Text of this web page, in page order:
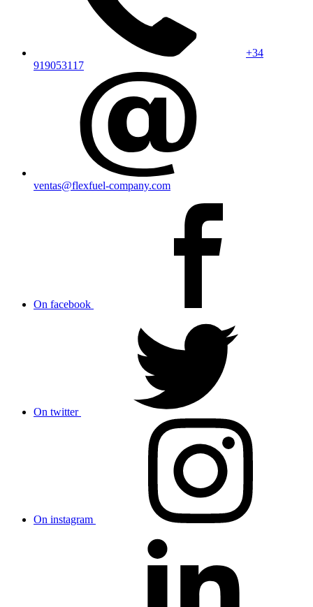
+34
919053117
ventas@flexfuel-company.com
On facebook
On twitter
On instagram